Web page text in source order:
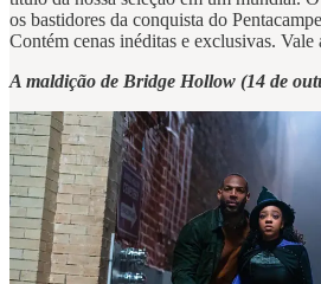
os bastidores da conquista do
Contém cenas inéditas e exclusivas. Vale
A maldição de Bridge Hollow (14 de